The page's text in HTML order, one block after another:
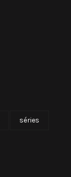
séries